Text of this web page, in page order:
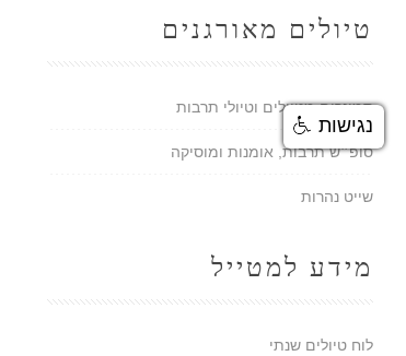
טיולים מאורגנים
סמינרים מטיילים וטיולי תרבות
סופ״ש תרבות, אומנות ומוסיקה
שייט נהרות
מידע למטייל
לוח טיולים שנתי
נגישות